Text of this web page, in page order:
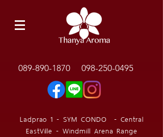
089-890-1870 098-250-0495
Ladprao 1 - SYM CONDO - Central
EastVille - Windmill Arena Range